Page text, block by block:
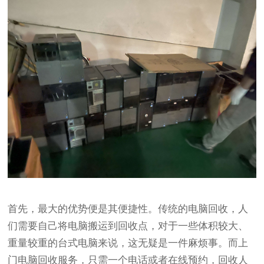
首先，最大的优势便是其便捷性。传统的电脑回收，人
们需要自己将电脑搬运到回收点，对于一些体积较大、
重量较重的台式电脑来说，这无疑是一件麻烦事。而上
门电脑回收服务，只需一个电话或者在线预约，回收人